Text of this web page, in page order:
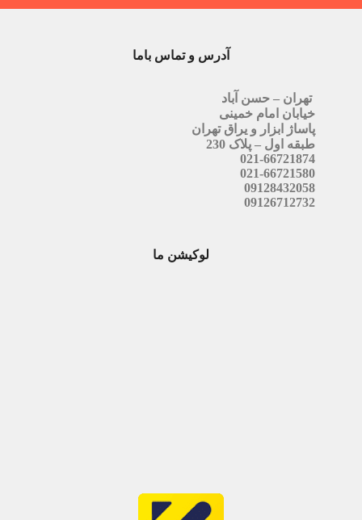
آدرس و تماس باما
تهران – حسن آباد
خیابان امام خمینی
پاساژ ابزار و یراق تهران
طبقه اول – پلاک 230
021-66721874
021-66721580
09128432058
09126712732
لوکیشن ما